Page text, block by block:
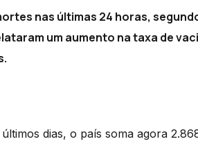
nas últimas 24 horas,
um aumento na taxa de
dias, o país soma agora